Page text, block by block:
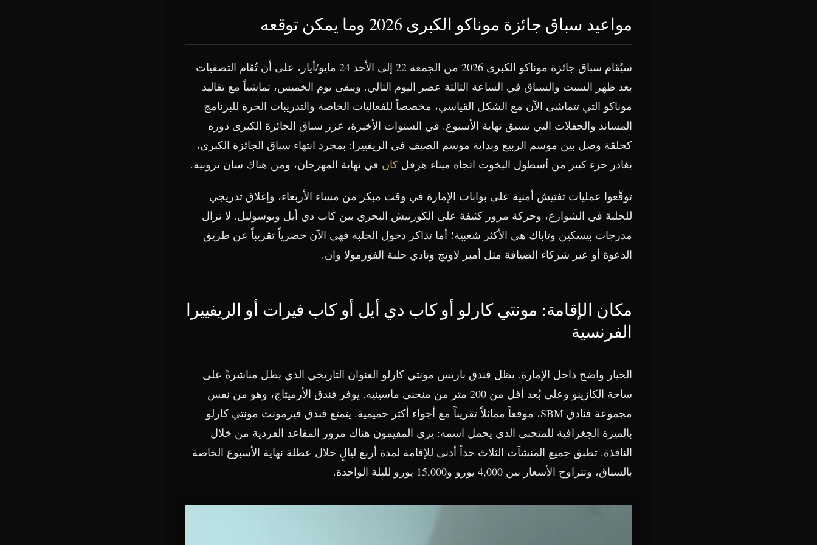
مواعيد سباق جائزة موناكو الكبرى 2026 وما يمكن توقعه
سيُقام سباق جائزة موناكو الكبرى 2026 من الجمعة 22 إلى الأحد 24 مايو/أيار، على أن تُقام التصفيات
بعد ظهر السبت والسباق في الساعة الثالثة عصر اليوم التالي. ويبقى يوم الخميس، تماشياً مع تقاليد
موناكو التي تتماشى الآن مع الشكل القياسي، مخصصاً للفعاليات الخاصة والتدريبات الحرة للبرنامج
المساند والحفلات التي تسبق نهاية الأسبوع. في السنوات الأخيرة، عزز سباق الجائزة الكبرى دوره
كحلقة وصل بين موسم الربيع وبداية موسم الصيف في الريفييرا: بمجرد انتهاء سباق الجائزة الكبرى،
يغادر جزء كبير من أسطول اليخوت اتجاه ميناء هرقل كان في نهاية المهرجان، ومن هناك سان تروبيه.
توقّعوا عمليات تفتيش أمنية على بوابات الإمارة في وقت مبكر من مساء الأربعاء، وإغلاق تدريجي
للحلبة في الشوارع، وحركة مرور كثيفة على الكورنيش البحري بين كاب دي أيل وبوسوليل. لا تزال
مدرجات بيسكين وتاباك هي الأكثر شعبية؛ أما تذاكر دخول الحلبة فهي الآن حصرياً تقريباً عن طريق
الدعوة أو عبر شركاء الضيافة مثل أمبر لاونج ونادي حلبة الفورمولا وان.
مكان الإقامة: مونتي كارلو أو كاب دي أيل أو كاب فيرات أو الريفييرا
الفرنسية
الخيار واضح داخل الإمارة. يظل فندق باريس مونتي كارلو العنوان التاريخي الذي يطل مباشرةً على
ساحة الكازينو وعلى بُعد أقل من 200 متر من منحنى ماسينيه. يوفر فندق الأرميتاج، وهو من نفس
مجموعة فنادق SBM، موقعاً مماثلاً تقريباً مع أجواء أكثر حميمية. يتمتع فندق فيرمونت مونتي كارلو
بالميزة الجغرافية للمنحنى الذي يحمل اسمه: يرى المقيمون هناك مرور المقاعد الفردية من خلال
النافذة. تطبق جميع المنشآت الثلاث حداً أدنى للإقامة لمدة أربع ليالٍ خلال عطلة نهاية الأسبوع الخاصة
بالسباق، وتتراوح الأسعار بين 4,000 يورو و15,000 يورو لليلة الواحدة.